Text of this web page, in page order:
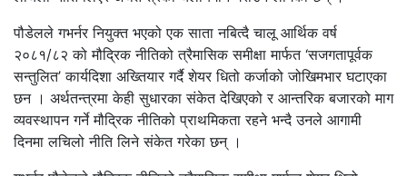
पौडेलले गभर्नर नियुक्त भएको एक साता नबित्दै चालू आर्थिक वर्ष
२०८१/८२ को मौद्रिक नीतिको त्रैमासिक समीक्षा मार्फत ‘सजगतापूर्वक
सन्तुलित’ कार्यदिशा अख्तियार गर्दै शेयर धितो कर्जाको जोखिमभार घटाएका
छन । अर्थतन्त्रमा केही सुधारका संकेत देखिएको र आन्तरिक बजारको माग
व्यवस्थापन गर्ने मौद्रिक नीतिको प्राथमिकता रहने भन्दै उनले आगामी
दिनमा लचिलो नीति लिने संकेत गरेका छन् ।